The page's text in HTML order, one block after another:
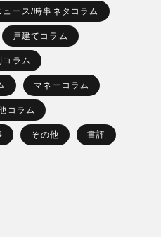
ュース/時事ネタコラム
戸建てコラム
コラム
マネーコラム
コラム
その他 書評